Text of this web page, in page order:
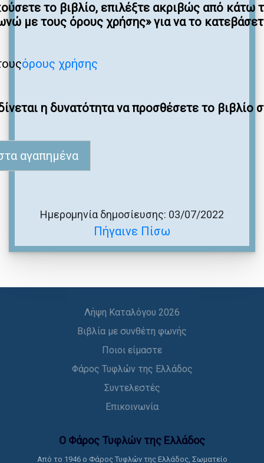
το βιβλίο, επιλέξτε ακριβώς από κάτω
με τους όρους χρήσης» για να το
όρους χρήσης
η δυνατότητα να προσθέσετε το βιβλίο
αγαπημένα
Πήγαινε Πίσω
Ημερομηνία δημοσίευσης: 03/07/2022
Λήψη Καταλόγου 2026
Βιβλία με συνθέτη φωνής
Ποιοι είμαστε
Φάρος Τυφλών της Ελλάδος
Συντελεστές
Επικοινωνία
Ο Φάρος Τυφλών της Ελλάδoς
Από το 1946 ο Φάρος Τυφλών της Ελλάδος, Σωματείο